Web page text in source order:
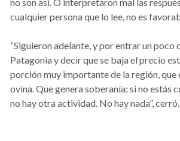
cualquier persona que lo lee, no es
“Siguieron adelante, y por entrar un poco
Patagonia y decir que se baja el precio
porción muy importante de la región, que
ovina. Que genera soberanía: si no estás
no hay otra actividad. No hay nada”, cerró.